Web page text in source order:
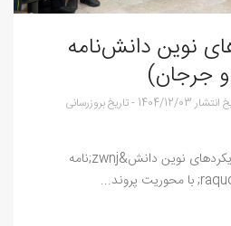
نوین دانش‌نامه
و جرجان)
انتشار 1404/12/03
-تاریخ بروزرسانی
نشست &laquo;آشنایی با رویکردهای نوین دانش&zwnj;نامه